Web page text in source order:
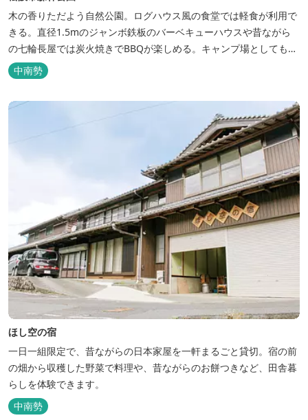
木の香りただよう自然公園。ログハウス風の食堂では軽食が利用で
きる。直径1.5mのジャンボ鉄板のバーベキューハウスや昔ながら
の七輪長屋では炭火焼きでBBQが楽しめる。キャンプ場としても人
気で、週末は多くのキャンパーでにぎわっている。バンガローや5
タイプのテントサイトがある。展望台からは市街が一望できる。ま
た桜の時期は、多くの人々でにぎわう。 バーベキューの食材は持ち
中南勢
ほし空の宿
一日一組限定で、昔ながらの日本家屋を一軒まるごと貸切。宿の前
の畑から収穫した野菜で料理や、昔ながらのお餅つきなど、田舎暮
らしを体験できます。
中南勢